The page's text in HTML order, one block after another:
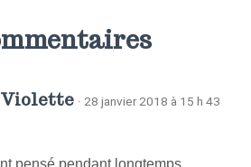
Violette · 28 janvier 2018 à 15 h 43
pensé pendant longtemps